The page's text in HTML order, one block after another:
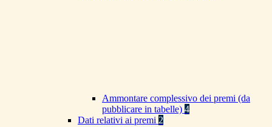
Ammontare complessivo dei premi (da
pubblicare in tabelle) 4
Dati relativi ai premi 2